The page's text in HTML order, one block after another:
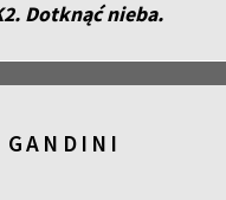
Dotknąć nieba.
GANDINI